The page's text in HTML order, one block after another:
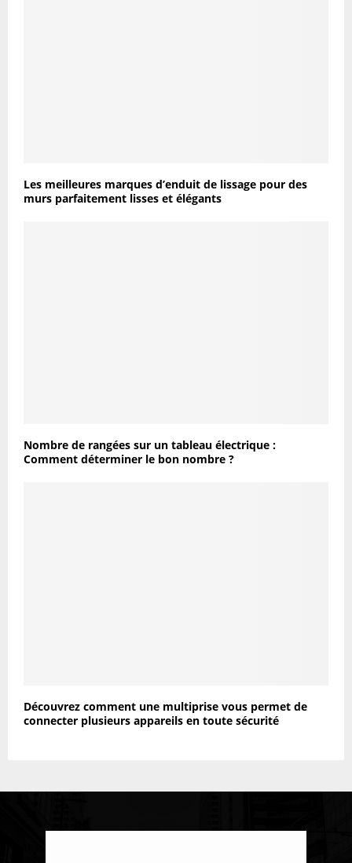
Les meilleures marques d’enduit de lissage pour des
murs parfaitement lisses et élégants
Nombre de rangées sur un tableau électrique :
Comment déterminer le bon nombre ?
Découvrez comment une multiprise vous permet de
connecter plusieurs appareils en toute sécurité